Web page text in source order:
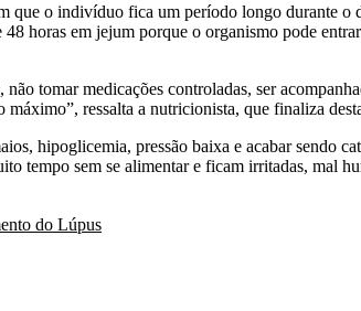
que o indivíduo fica um período longo durante
horas em jejum porque o organismo pode
tomar medicações controladas, ser
ressalta a nutricionista, que finaliza
hipoglicemia, pressão baixa e acabar sendo
tempo sem se alimentar e ficam irritadas, mal
do Lúpus